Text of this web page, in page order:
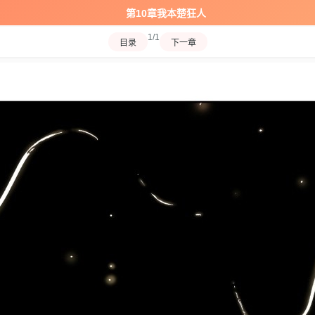
第10章我本楚狂人
目录
1/1
下一章